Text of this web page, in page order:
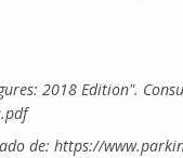
2018 Edition".
de: https://